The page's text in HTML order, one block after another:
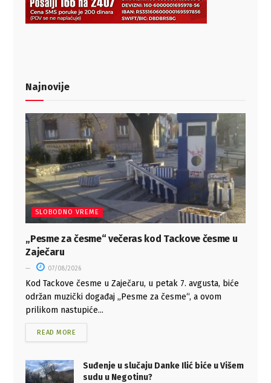
Najnovije
SLOBODNO VREME
„Pesme za česme“ večeras kod Tackove česme u
Zaječaru
07/08/2026
Kod Tackove česme u Zaječaru, u petak 7. avgusta, biće
održan muzički događaj „Pesme za česme“, a ovom
prilikom nastupiće...
READ MORE
Suđenje u slučaju Danke Ilić biće u Višem
sudu u Negotinu?